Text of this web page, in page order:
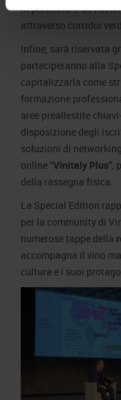
in particolare da
attraverso corridoi
Infine, sarà riservata
parteciperanno alla
capitalizzarla come
formazione
aree preallestite
disposizione degli
soluzioni di
online “Vinitaly Plus”,
della rassegna fisica.
La Special Edition
per la community di
numerose tappe della
accompagna il vino
cultura e i suoi